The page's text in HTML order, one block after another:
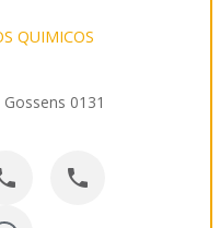
QUIMICOS
0131
